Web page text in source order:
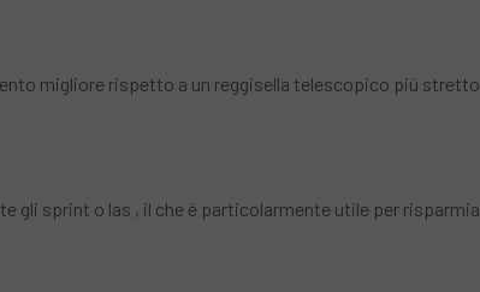
migliore rispetto a un reggisella telescopico più
gli sprint o las , il che è particolarmente utile per